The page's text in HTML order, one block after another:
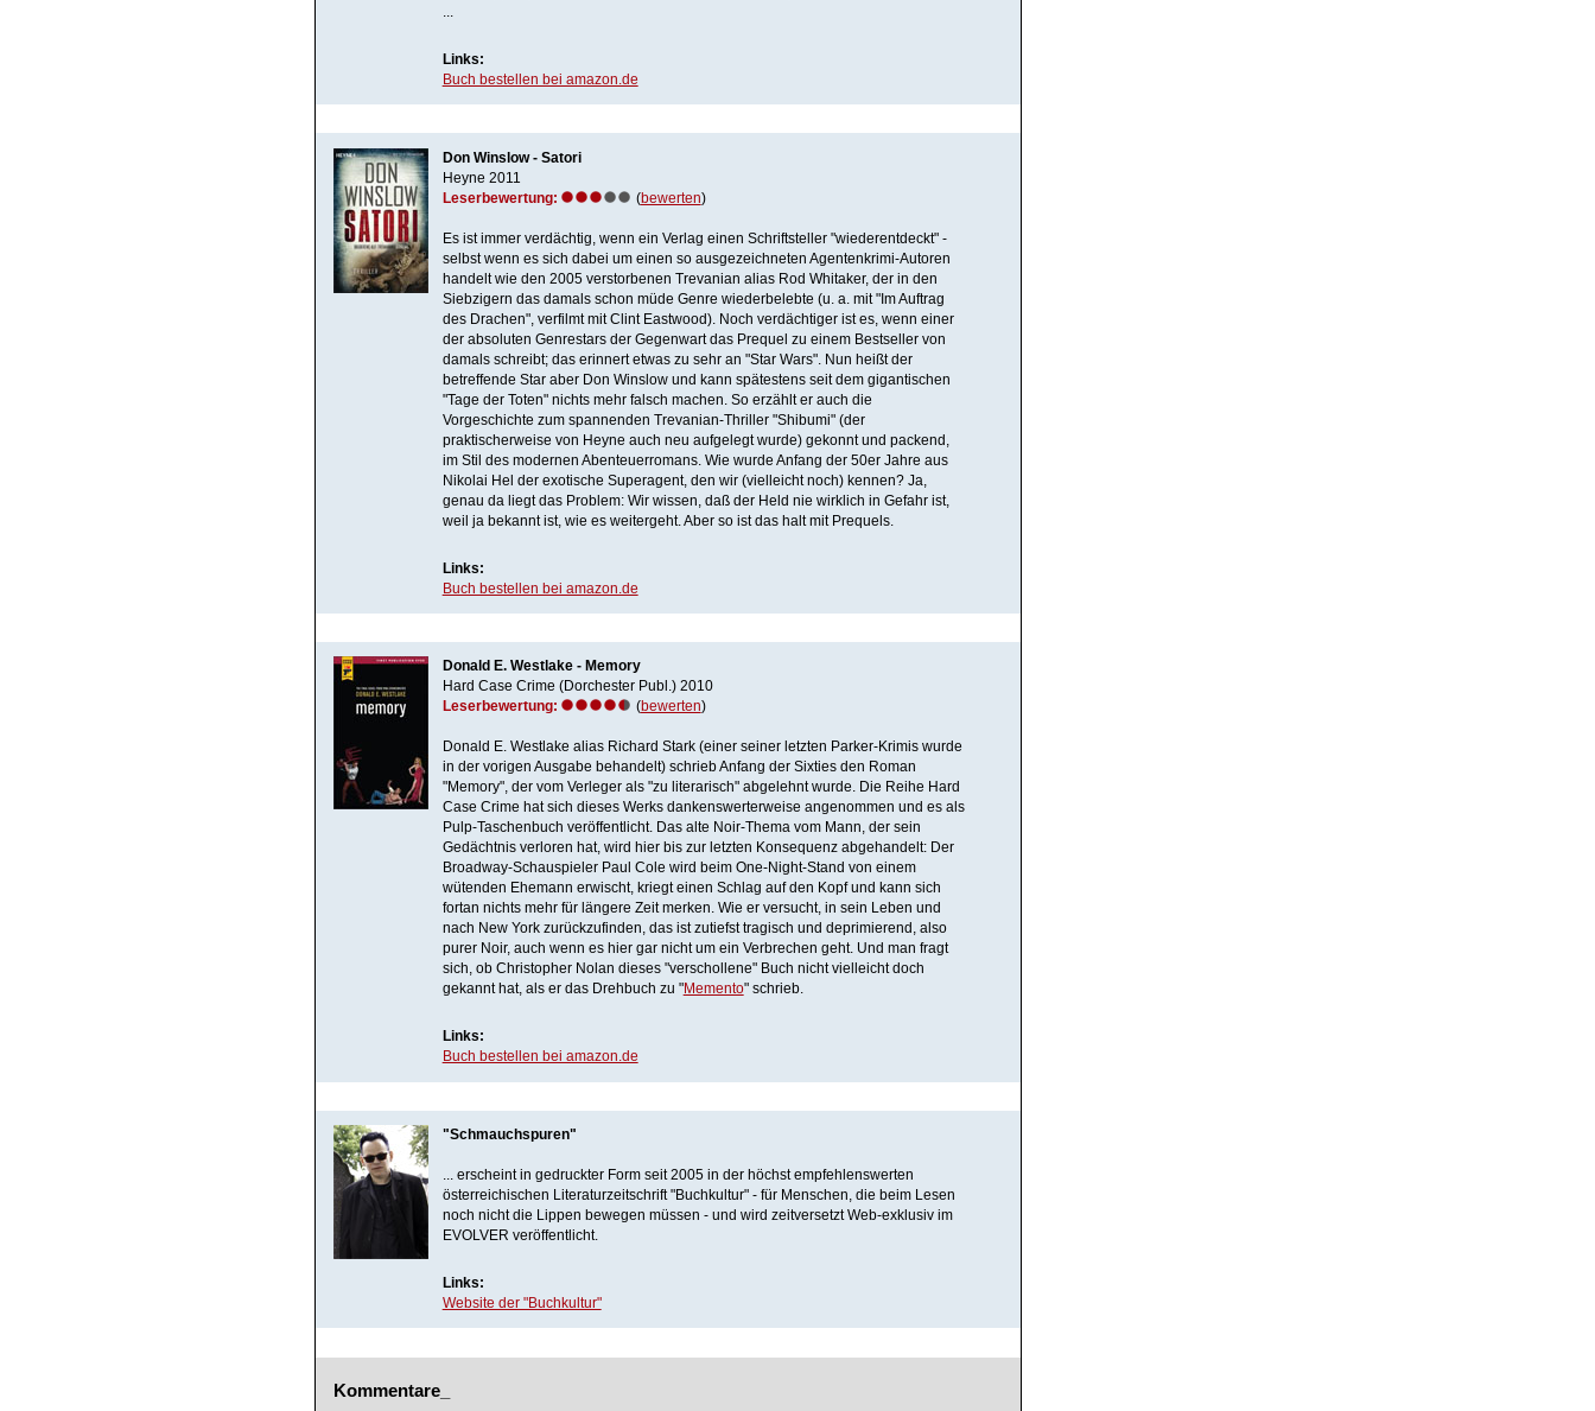
Links:
Buch bestellen bei amazon.de
Don Winslow - Satori
Heyne 2011
Leserbewertung: (bewerten)
Es ist immer verdächtig, wenn ein Verlag einen Schriftsteller "wiederentdeckt" -
selbst wenn es sich dabei um einen so ausgezeichneten Agentenkrimi-Autoren
handelt wie den 2005 verstorbenen Trevanian alias Rod Whitaker, der in den
Siebzigern das damals schon müde Genre wiederbelebte (u. a. mit "Im Auftrag
des Drachen", verfilmt mit Clint Eastwood). Noch verdächtiger ist es, wenn einer
der absoluten Genrestars der Gegenwart das Prequel zu einem Bestseller von
damals schreibt; das erinnert etwas zu sehr an "Star Wars". Nun heißt der
betreffende Star aber Don Winslow und kann spätestens seit dem gigantischen
"Tage der Toten" nichts mehr falsch machen. So erzählt er auch die
Vorgeschichte zum spannenden Trevanian-Thriller "Shibumi" (der
praktischerweise von Heyne auch neu aufgelegt wurde) gekonnt und packend,
im Stil des modernen Abenteuerromans. Wie wurde Anfang der 50er Jahre aus
Nikolai Hel der exotische Superagent, den wir (vielleicht noch) kennen? Ja,
genau da liegt das Problem: Wir wissen, daß der Held nie wirklich in Gefahr ist,
weil ja bekannt ist, wie es weitergeht. Aber so ist das halt mit Prequels.
Links:
Buch bestellen bei amazon.de
Donald E. Westlake - Memory
Hard Case Crime (Dorchester Publ.) 2010
Leserbewertung: (bewerten)
Donald E. Westlake alias Richard Stark (einer seiner letzten Parker-Krimis wurde
in der vorigen Ausgabe behandelt) schrieb Anfang der Sixties den Roman
"Memory", der vom Verleger als "zu literarisch" abgelehnt wurde. Die Reihe Hard
Case Crime hat sich dieses Werks dankenswerterweise angenommen und es als
Pulp-Taschenbuch veröffentlicht. Das alte Noir-Thema vom Mann, der sein
Gedächtnis verloren hat, wird hier bis zur letzten Konsequenz abgehandelt: Der
Broadway-Schauspieler Paul Cole wird beim One-Night-Stand von einem
wütenden Ehemann erwischt, kriegt einen Schlag auf den Kopf und kann sich
fortan nichts mehr für längere Zeit merken. Wie er versucht, in sein Leben und
nach New York zurückzufinden, das ist zutiefst tragisch und deprimierend, also
purer Noir, auch wenn es hier gar nicht um ein Verbrechen geht. Und man fragt
sich, ob Christopher Nolan dieses "verschollene" Buch nicht vielleicht doch
gekannt hat, als er das Drehbuch zu "Memento" schrieb.
Links:
Buch bestellen bei amazon.de
"Schmauchspuren"
... erscheint in gedruckter Form seit 2005 in der höchst empfehlenswerten
österreichischen Literaturzeitschrift "Buchkultur" - für Menschen, die beim Lesen
noch nicht die Lippen bewegen müssen - und wird zeitversetzt Web-exklusiv im
EVOLVER veröffentlicht.
Links:
Website der "Buchkultur"
Kommentare_